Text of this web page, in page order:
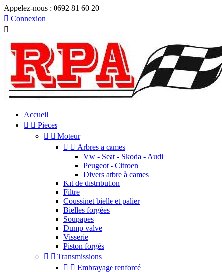
Appelez-nous : 0692 81 60 20
 Connexion

Accueil
  Pieces
  Moteur
  Arbres a cames
Vw - Seat - Skoda - Audi
Peugeot - Citroen
Divers arbre à cames
Kit de distribution
Filtre
Coussinet bielle et palier
Bielles forgées
Soupapes
Dump valve
Visserie
Piston forgés
  Transmissions
  Embrayage renforcé